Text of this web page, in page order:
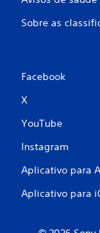
Sobre as
Facebook
X
YouTube
Instagram
Aplicativo para
Aplicativo para